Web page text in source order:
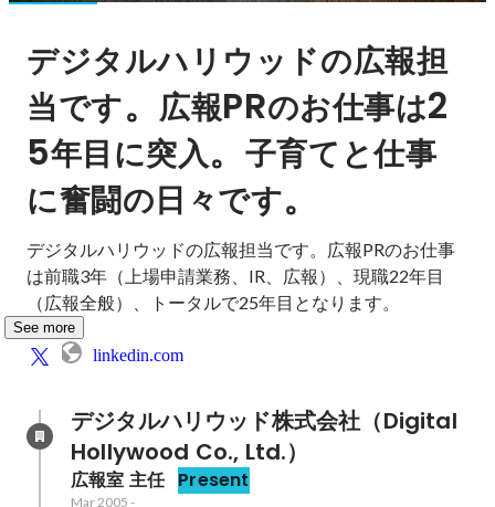
デジタルハリウッドの広報担
当です。広報PRのお仕事は2
5年目に突入。 子育てと仕事
に奮闘の日々です。
デジタルハリウッドの広報担当です。広報PRのお仕事
は前職3年（上場申請業務、IR、広報）、現職22年目
（広報全般）、トータルで25年目となります。
See more
linkedin.com
デジタルハリウッド株式会社（Digital
Hollywood Co., Ltd.）
広報室 主任 Present
Mar 2005 -